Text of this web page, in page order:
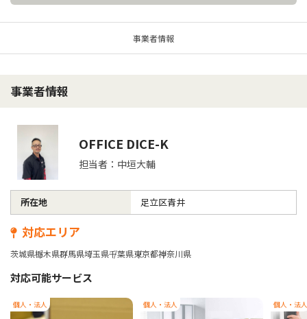
事業者情報
事業者情報
OFFICE DICE-K
担当者：中垣大輔
所在地 足立区青井
対応エリア
茨城県栃木県群馬県埼玉県千葉県東京都神奈川県
対応可能サービス
個人・法人 個人・法人 個人・法人